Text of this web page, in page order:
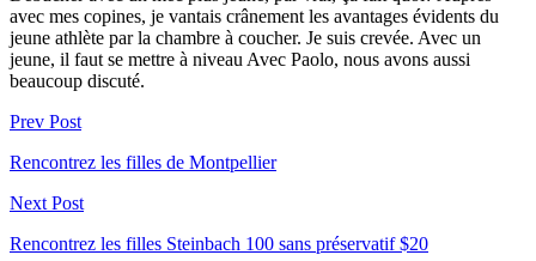
avec mes copines, je vantais crânement les avantages évidents du
jeune athlète par la chambre à coucher. Je suis crevée. Avec un
jeune, il faut se mettre à niveau Avec Paolo, nous avons aussi
beaucoup discuté.
Prev Post
Rencontrez les filles de Montpellier
Next Post
Rencontrez les filles Steinbach 100 sans préservatif $20